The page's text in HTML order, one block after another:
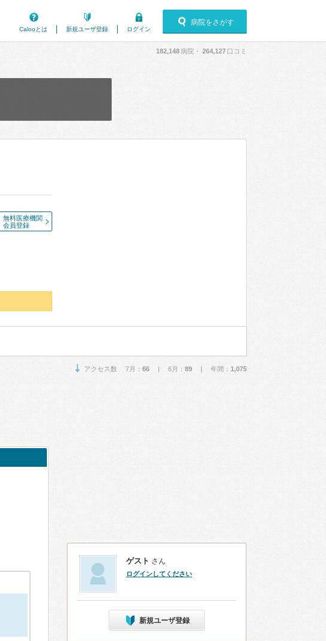
Calooとは
新規ユーザ登録 ログイン
病院をさがす
182,148病院・ 264,127 口コミ
無料医療機関
会員登録
アクセス数 7月： 66 | 6月： 89 | 年間： 1,075
ゲスト さん
ログインしてください
新規ユーザ登録